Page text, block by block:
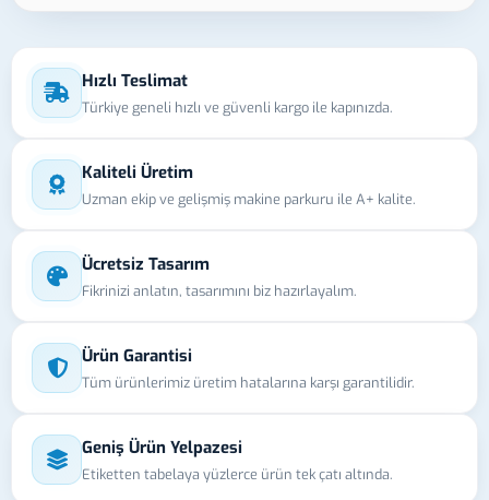
Hızlı Teslimat
Türkiye geneli hızlı ve güvenli kargo ile kapınızda.
Kaliteli Üretim
Uzman ekip ve gelişmiş makine parkuru ile A+ kalite.
Ücretsiz Tasarım
Fikrinizi anlatın, tasarımını biz hazırlayalım.
Ürün Garantisi
Tüm ürünlerimiz üretim hatalarına karşı garantilidir.
Geniş Ürün Yelpazesi
Etiketten tabelaya yüzlerce ürün tek çatı altında.